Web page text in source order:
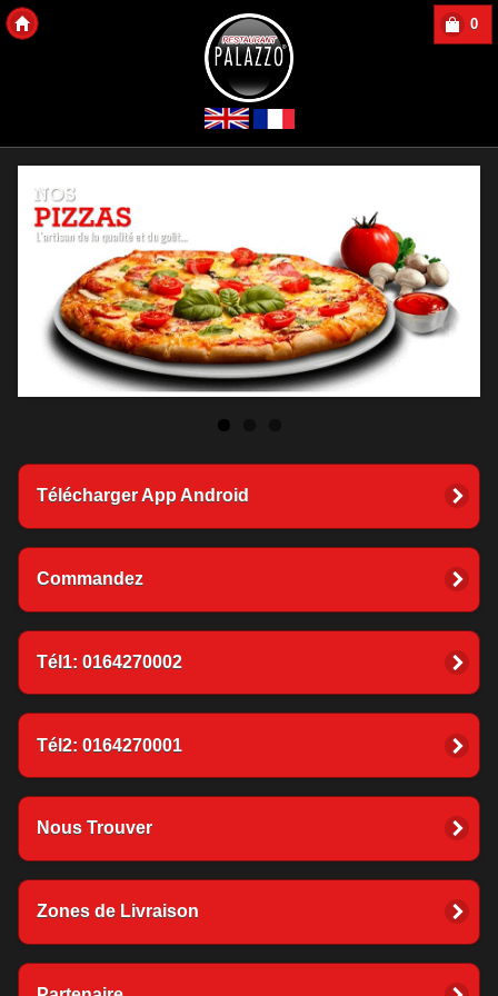
0
Télécharger App Android
Commandez
Tél1: 0164270002
Tél2: 0164270001
Nous Trouver
Zones de Livraison
Copyright 2013 Des-Click Com